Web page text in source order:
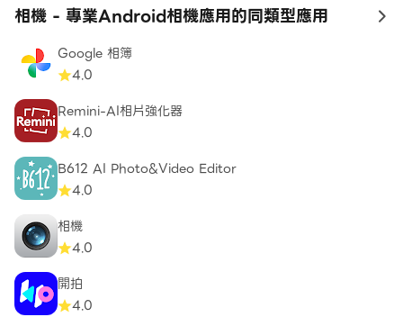
相機 - 專業Android相機應用的同類型應用 to
Google 相簿
4.0
Remini-AI相片強化器
4.0
B612 AI Photo&Video Editor
4.0
相機
4.0
開拍
4.0